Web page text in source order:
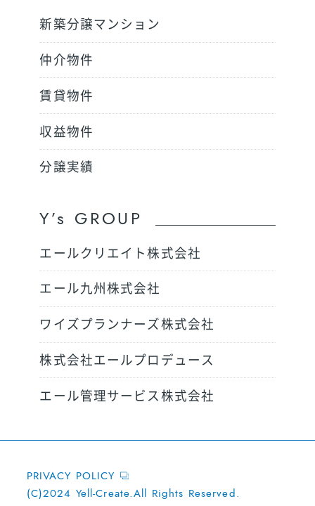
新築分譲マンション
仲介物件
賃貸物件
収益物件
分譲実績
Y’s GROUP
エールクリエイト株式会社
エール九州株式会社
ワイズプランナーズ株式会社
株式会社エールプロデュース
エール管理サービス株式会社
PRIVACY POLICY
(C)2024 Yell-Create.All Rights Reserved.